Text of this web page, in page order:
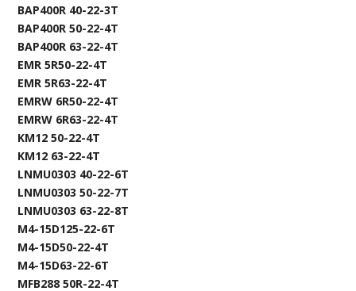
BAP400R 40-22-3T
BAP400R 50-22-4T
BAP400R 63-22-4T
EMR 5R50-22-4T
EMR 5R63-22-4T
EMRW 6R50-22-4T
EMRW 6R63-22-4T
KM12 50-22-4T
KM12 63-22-4T
LNMU0303 40-22-6T
LNMU0303 50-22-7T
LNMU0303 63-22-8T
M4-15D125-22-6T
M4-15D50-22-4T
M4-15D63-22-6T
MFB288 50R-22-4T